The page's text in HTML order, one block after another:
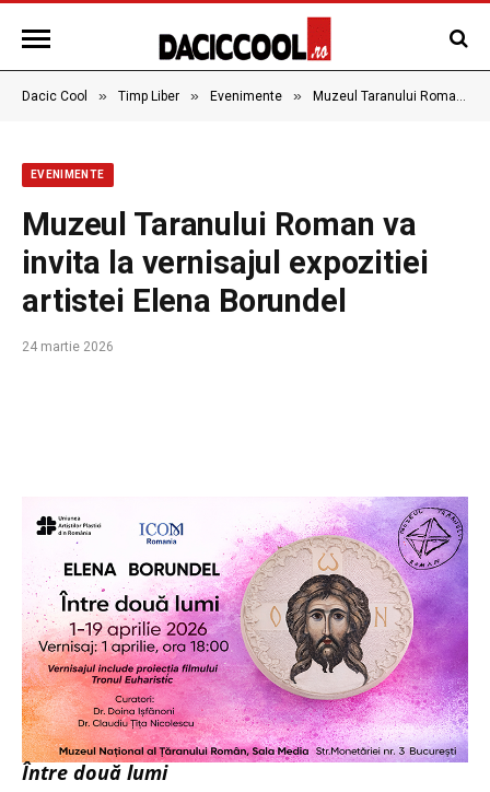
Dacic Cool » Timp Liber » Evenimente » Muzeul Taranului Roman va invita la vernisajul expozitiei artistei Elena Borundel
EVENIMENTE
Muzeul Taranului Roman va
invita la vernisajul expozitiei
artistei Elena Borundel
24 martie 2026
Între două lumi